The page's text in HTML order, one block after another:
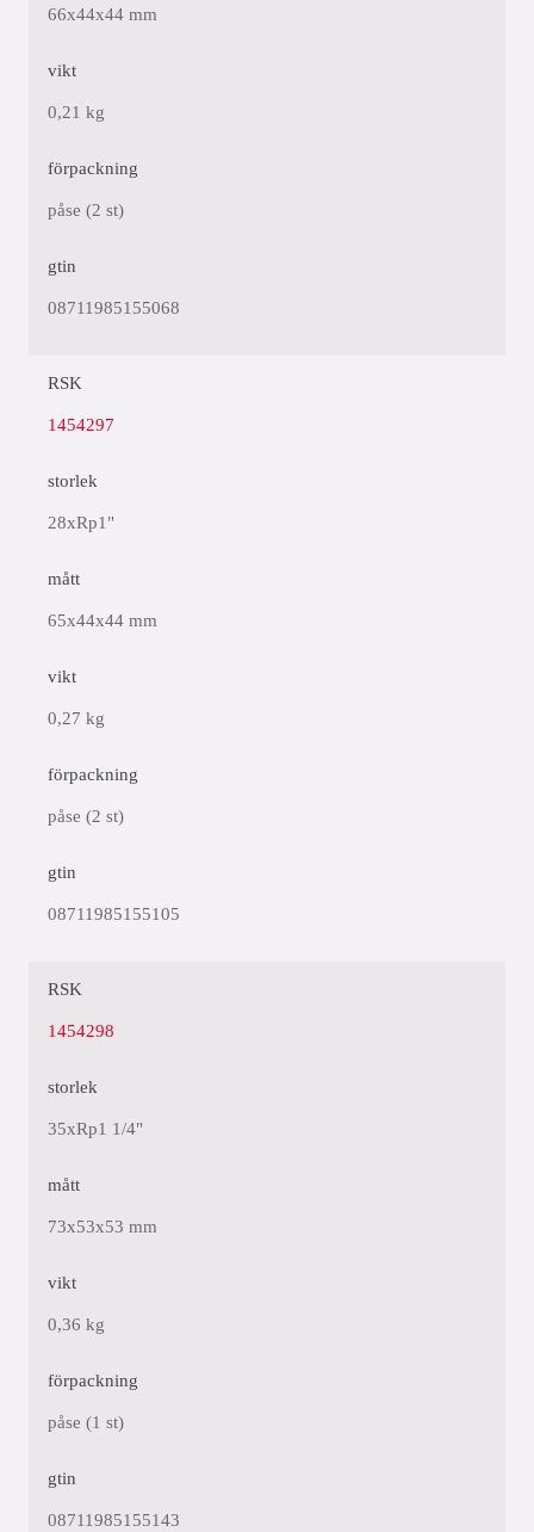
66x44x44 mm
vikt
0,21 kg
förpackning
påse (2 st)
gtin
08711985155068
RSK
1454297
storlek
28xRp1"
mått
65x44x44 mm
vikt
0,27 kg
förpackning
påse (2 st)
gtin
08711985155105
RSK
1454298
storlek
35xRp1 1/4"
mått
73x53x53 mm
vikt
0,36 kg
förpackning
påse (1 st)
gtin
08711985155143